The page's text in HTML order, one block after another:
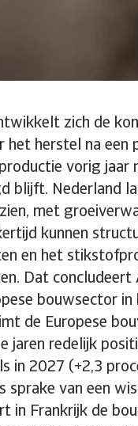
zich de
het herstel na
vorig
blijft. Nederland
met
kunnen
en het
Dat concludeert
bouwsector
de Europese
jaren redelijk
in 2027 (+2,3
van een
in Frankrijk de